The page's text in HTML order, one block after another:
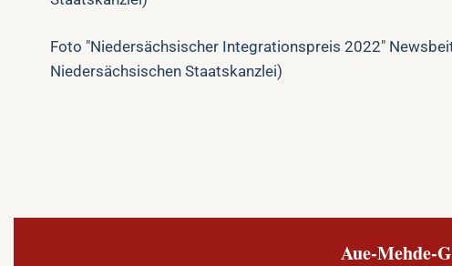
Foto "Niedersächsischer Integrationspreis 2022"
Niedersächsischen Staatskanzlei)
Aue-Mehde-